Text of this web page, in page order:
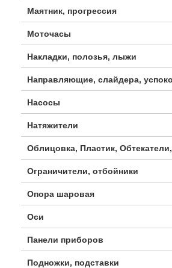
Маятник, прогрессия
Моточасы
Накладки, полозья, лыжи
Направляющие, слайдера,
Насосы
Натяжители
Облицовка, Пластик,
Ограничители, отбойники
Опора шаровая
Оси
Панели приборов
Подножки, подставки